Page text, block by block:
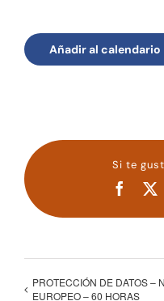
Añadir al calendario
Si te
PROTECCIÓN DE DATOS –
EUROPEO – 60 HORAS